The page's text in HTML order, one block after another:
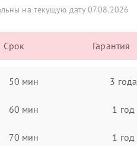
на текущую дату 07.08.2026
Срок Гарантия
50 мин 3 года
60 мин 1 год
70 мин 1 год